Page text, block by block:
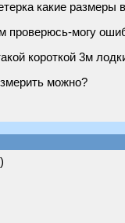
какие размеры
проверюсь-могу
короткой 3м
можно?